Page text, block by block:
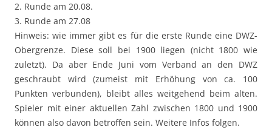
2. Runde am 20.08.
3. Runde am 27.08
Hinweis: wie immer gibt es für die erste Runde eine DWZ-
Obergrenze. Diese soll bei 1900 liegen (nicht 1800 wie
zuletzt). Da aber Ende Juni vom Verband an den DWZ
geschraubt wird (zumeist mit Erhöhung von ca. 100
Punkten verbunden), bleibt alles weitgehend beim alten.
Spieler mit einer aktuellen Zahl zwischen 1800 und 1900
können also davon betroffen sein. Weitere Infos folgen.